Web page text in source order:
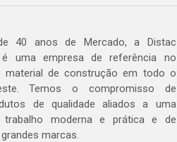
40 anos de Mercado, a Distac
é uma empresa de referência no
material de construção em todo o
Temos o compromisso de
de qualidade aliados a uma
trabalho moderna e prática e de
marcas.